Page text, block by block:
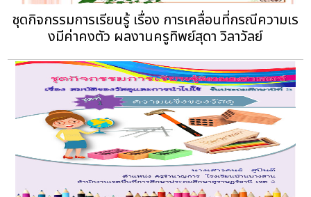
ชุดกิจกรรมการเรียนรู้ เรื่อง การเคลื่อนที่กรณีความเร
งมีค่าคงตัว ผลงานครูทิพย์สุดา วิลาวัลย์